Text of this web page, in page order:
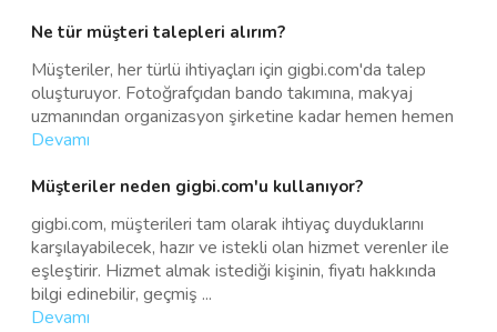
Ne tür müşteri talepleri alırım?
Müşteriler, her türlü ihtiyaçları için gigbi.com'da talep
oluşturuyor. Fotoğrafçıdan bando takımına, makyaj
uzmanından organizasyon şirketine kadar hemen hemen
Devamı
Müşteriler neden gigbi.com'u kullanıyor?
gigbi.com, müşterileri tam olarak ihtiyaç duyduklarını
karşılayabilecek, hazır ve istekli olan hizmet verenler ile
eşleştirir. Hizmet almak istediği kişinin, fiyatı hakkında
bilgi edinebilir, geçmiş ...
Devamı